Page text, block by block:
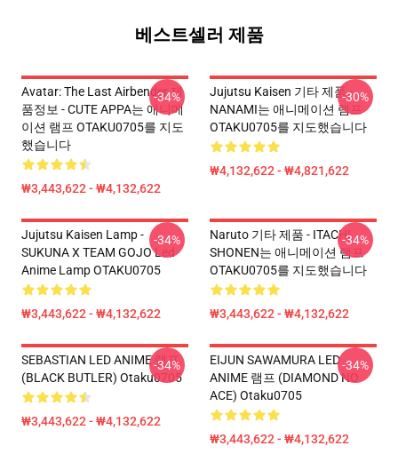
베스트셀러 제품
Avatar: The Last Airbender 제
품정보 - CUTE APPA는 애니메
이션 램프 OTAKU0705를 지도
했습니다
₩3,443,622 - ₩4,132,622
-34%
Jujutsu Kaisen 기타 제품 -
NANAMI는 애니메이션 램프
OTAKU0705를 지도했습니다
₩4,132,622 - ₩4,821,622
-30%
Jujutsu Kaisen Lamp -
SUKUNA X TEAM GOJO Led
Anime Lamp OTAKU0705
₩3,443,622 - ₩4,132,622
-34%
Naruto 기타 제품 - ITACHI
SHONEN는 애니메이션 램프
OTAKU0705를 지도했습니다
₩3,443,622 - ₩4,132,622
-34%
SEBASTIAN LED ANIME 램프
(BLACK BUTLER) Otaku0705
₩3,443,622 - ₩4,132,622
-34%
EIJUN SAWAMURA LED
ANIME 램프 (DIAMOND NO
ACE) Otaku0705
₩3,443,622 - ₩4,132,622
-34%